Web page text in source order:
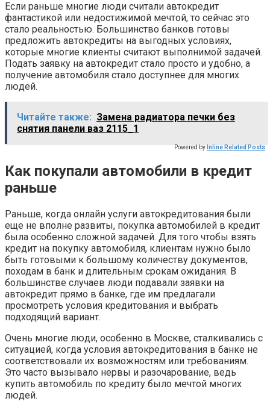
Если раньше многие люди считали автокредит
фантастикой или недостижимой мечтой, то сейчас это
стало реальностью. Большинство банков готовы
предложить автокредиты на выгодных условиях,
которые многие клиенты считают выполнимой задачей.
Подать заявку на автокредит стало просто и удобно, а
получение автомобиля стало доступнее для многих
людей.
Читайте также: Замена радиатора печки без
снятия панели ваз 2115_1
Powered by Inline Related Posts
Как покупали автомобили в кредит
раньше
Раньше, когда онлайн услуги автокредитования были
еще не вполне развиты, покупка автомобилей в кредит
была особенно сложной задачей. Для того чтобы взять
кредит на покупку автомобиля, клиентам нужно было
быть готовыми к большому количеству документов,
походам в банк и длительным срокам ожидания. В
большинстве случаев люди подавали заявки на
автокредит прямо в банке, где им предлагали
просмотреть условия кредитования и выбрать
подходящий вариант.
Очень многие люди, особенно в Москве, сталкивались с
ситуацией, когда условия автокредитования в банке не
соответствовали их возможностям или требованиям.
Это часто вызывало нервы и разочарование, ведь
купить автомобиль по кредиту было мечтой многих
людей.